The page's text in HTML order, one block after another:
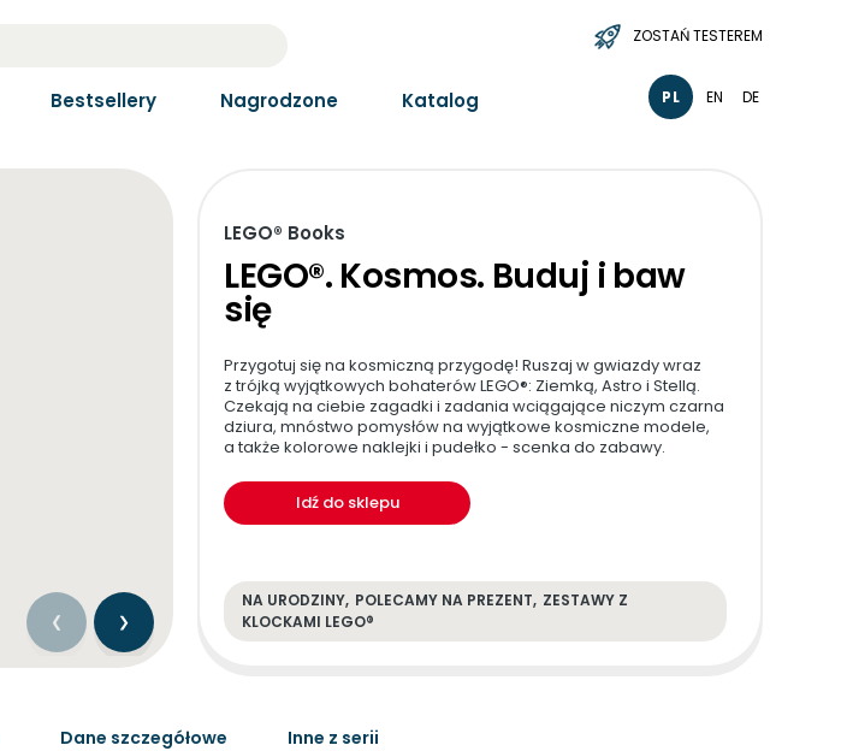
ZOSTAŃ TESTEREM
Bestsellery Nagrodzone Katalog PL EN DE
LEGO® Books
LEGO®. Kosmos. Buduj i baw
się
Przygotuj się na kosmiczną przygodę! Ruszaj w gwiazdy wraz
z trójką wyjątkowych bohaterów LEGO®: Ziemką, Astro i Stellą.
Czekają na ciebie zagadki i zadania wciągające niczym czarna
dziura, mnóstwo pomysłów na wyjątkowe kosmiczne modele,
a także kolorowe naklejki i pudełko - scenka do zabawy.
Idź do sklepu
NA URODZINY, POLECAMY NA PREZENT, ZESTAWY Z
KLOCKAMI LEGO®
Dane szczegółowe Inne z serii